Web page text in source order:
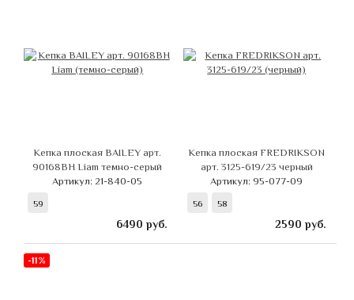
Кепка плоская BAILEY арт.
90168BH Liam темно-серый
Артикул: 21-840-05
59
6490 руб.
Кепка плоская FREDRIKSON
арт. 3125-619/23 черный
Артикул: 95-077-09
56 58
2590 руб.
-11%